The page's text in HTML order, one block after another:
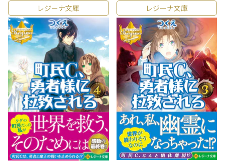
レジーナ文庫 レジーナ文庫